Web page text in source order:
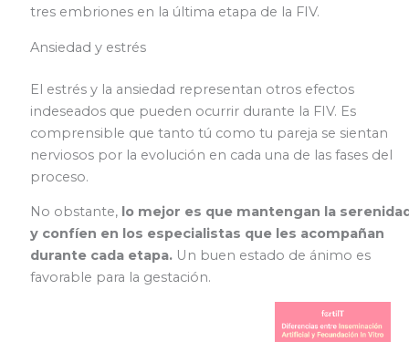
tres embriones en la última etapa de la FIV.
Ansiedad y estrés
El estrés y la ansiedad representan otros efectos
indeseados que pueden ocurrir durante la FIV. Es
comprensible que tanto tú como tu pareja se sientan
nerviosos por la evolución en cada una de las fases del
proceso.
No obstante, lo mejor es que mantengan la
y confíen en los especialistas que les acompañan
durante cada etapa.Un buen estado de ánimo es
favorable para la gestación.